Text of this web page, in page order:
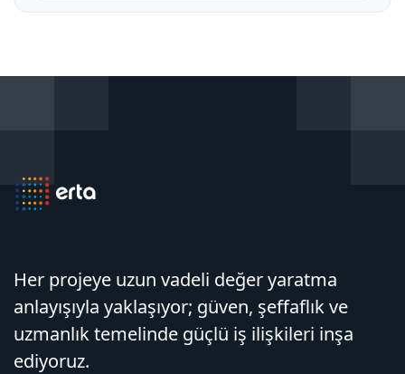
Her projeye uzun vadeli değer yaratma
anlayışıyla yaklaşıyor; güven, şeffaflık ve
uzmanlık temelinde güçlü iş ilişkileri inşa
ediyoruz.